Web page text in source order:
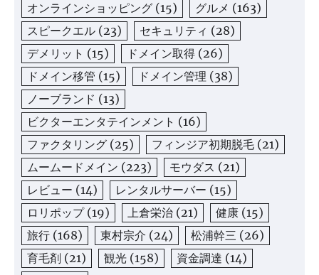
オンラインショッピング (15) グルメ (163)
スピークエル (23) セキュリティ (28)
デメリット (15) ドメイン取得 (26)
ドメイン移管 (15) ドメイン管理 (38)
ノーブランド (13)
ビクターエンタテインメント (16)
ファクタリング (25) フィンジア初期脱毛 (21)
ムームードメイン (223) モウダス (21)
レビュー (14) レンタルサーバー (15)
ロリポップ(19) 上倉栄治 (21) 健康 (15)
旅行 (168) 東村宗介 (24) 松浦幹三 (26)
育毛剤 (21) 観光 (158) 資金調達 (14)